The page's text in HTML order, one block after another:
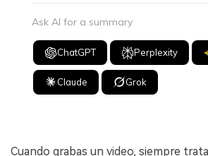
Ask AI for a summary
ChatGPT Perplexity
Claude Grok
Cuando grabas un video, siempre